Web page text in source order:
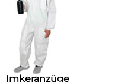
Imkeranzüge